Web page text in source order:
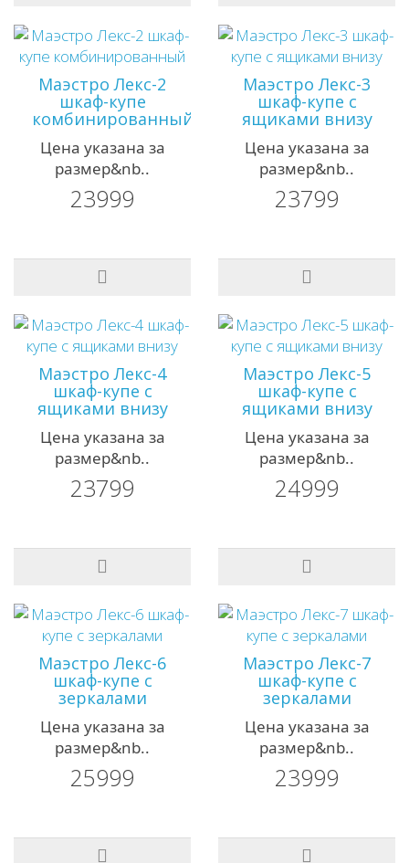
Маэстро Лекс-2
шкаф-купе
комбинированный
Цена указана за
размер&nb..
23999
Маэстро Лекс-3
шкаф-купе с
ящиками внизу
Цена указана за
размер&nb..
23799
Маэстро Лекс-4
шкаф-купе с
ящиками внизу
Цена указана за
размер&nb..
23799
Маэстро Лекс-5
шкаф-купе с
ящиками внизу
Цена указана за
размер&nb..
24999
Маэстро Лекс-6
шкаф-купе с
зеркалами
Цена указана за
размер&nb..
25999
Маэстро Лекс-7
шкаф-купе с
зеркалами
Цена указана за
размер&nb..
23999